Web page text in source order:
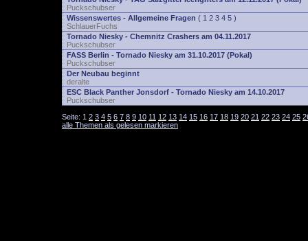
Puckschubser
Wissenswertes - Allgemeine Fragen ( 1 2 3 4 5 )
SchlauerFuchs
Tornado Niesky - Chemnitz Crashers am 04.11.2017
Puckschubser
FASS Berlin - Tornado Niesky am 31.10.2017 (Pokal)
Puckschubser
Der Neubau beginnt
deralte
ESC Black Panther Jonsdorf - Tornado Niesky am 14.10.2017
Puckschubser
Seite: 1 2 3 4 5 6 7 8 9 10 11 12 13 14 15 16 17 18 19 20 21 22 23 24 25
alle Themen als gelesen markieren